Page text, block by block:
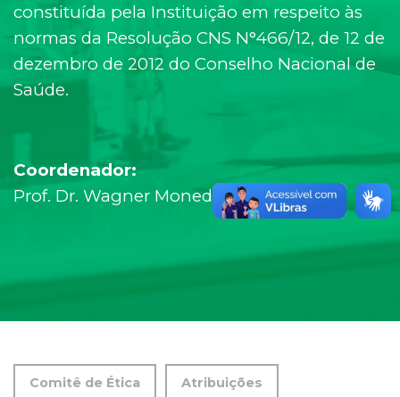
constituída pela Instituição em respeito às
normas da Resolução CNS N°466/12, de 12 de
dezembro de 2012 do Conselho Nacional de
Saúde.
Coordenador:
Prof. Dr. Wagner Moneda Telini
Comitê de Ética Atribuições